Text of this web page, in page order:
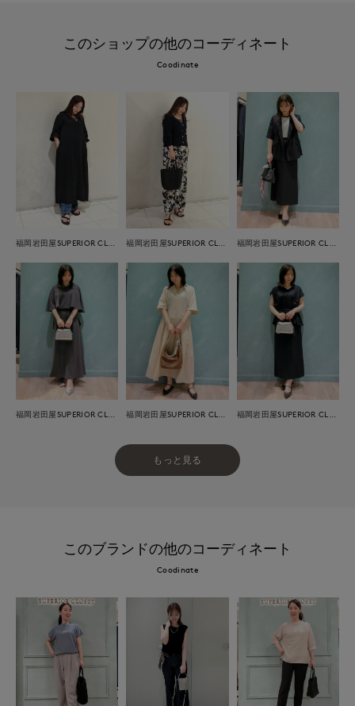
このショップの他のコーディネート
Coodinate
もっと見る
このブランドの他のコーディネート
Coodinate